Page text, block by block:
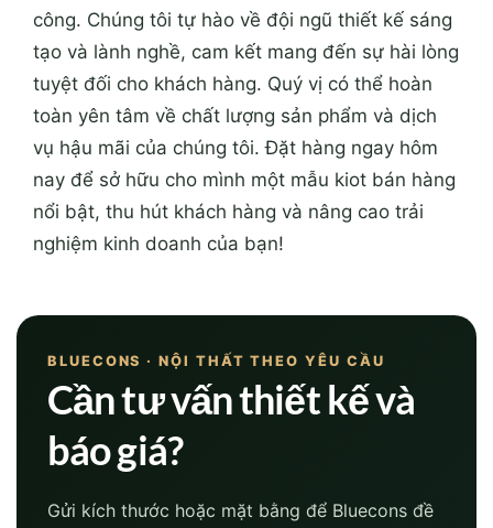
công. Chúng tôi tự hào về đội ngũ thiết kế sáng
tạo và lành nghề, cam kết mang đến sự hài lòng
tuyệt đối cho khách hàng. Quý vị có thể hoàn
toàn yên tâm về chất lượng sản phẩm và dịch
vụ hậu mãi của chúng tôi. Đặt hàng ngay hôm
nay để sở hữu cho mình một mẫu kiot bán hàng
nổi bật, thu hút khách hàng và nâng cao trải
nghiệm kinh doanh của bạn!
BLUECONS · NỘI THẤT THEO YÊU CẦU
Cần tư vấn thiết kế và
báo giá?
Gửi kích thước hoặc mặt bằng để Bluecons đề